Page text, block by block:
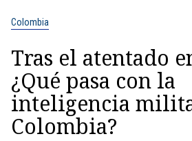
Colombia
Tras el atentado
¿Qué pasa con la
inteligencia
Colombia?